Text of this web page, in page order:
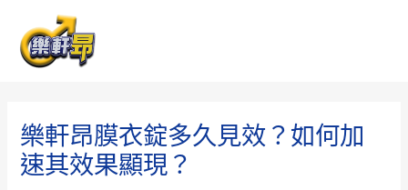
樂軒昂膜衣錠多久見效？如何加
速其效果顯現？
navigation